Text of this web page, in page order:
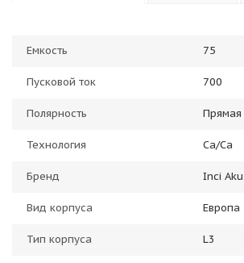
Емкость 75
Пусковой ток 700
Полярность Прямая
Технология Ca/Ca
Бренд Inci Aku
Вид корпуса Европа
Тип корпуса L3